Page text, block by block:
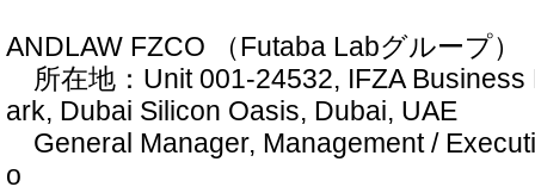
ANDLAW FZCO （Futaba Labグループ）
所在地：Unit 001-24532, IFZA Business
ark, Dubai Silicon Oasis, Dubai, UAE
General Manager, Management /
o